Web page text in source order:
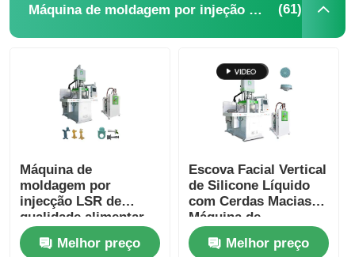
Máquina de moldagem por injeção LSR (61)
Máquina de
moldagem por
injecção LSR de
qualidade alimentar
Melhor preço
Escova Facial Vertical
de Silicone Líquido
com Cerdas Macias
Máquina de
Moldagem por Injeção
LSR
Melhor preço